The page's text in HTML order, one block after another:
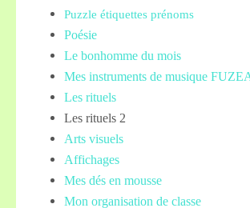
Puzzle étiquettes prénoms
Poésie
Le bonhomme du mois
Mes instruments de musique
Les rituels
Les rituels 2
Arts visuels
Affichages
Mes dés en mousse
Mon organisation de classe